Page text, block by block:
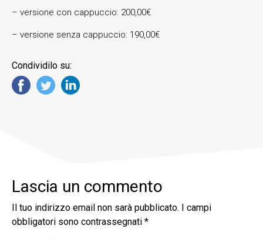
– versione con cappuccio: 200,00€
– versione senza cappuccio: 190,00€
Condividilo su:
Lascia un commento
Il tuo indirizzo email non sarà pubblicato.
I campi
obbligatori sono contrassegnati *